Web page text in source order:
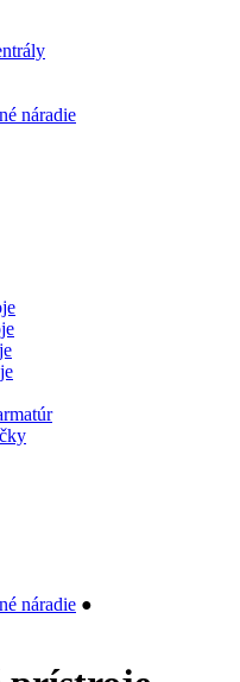
náradie
náradie ●